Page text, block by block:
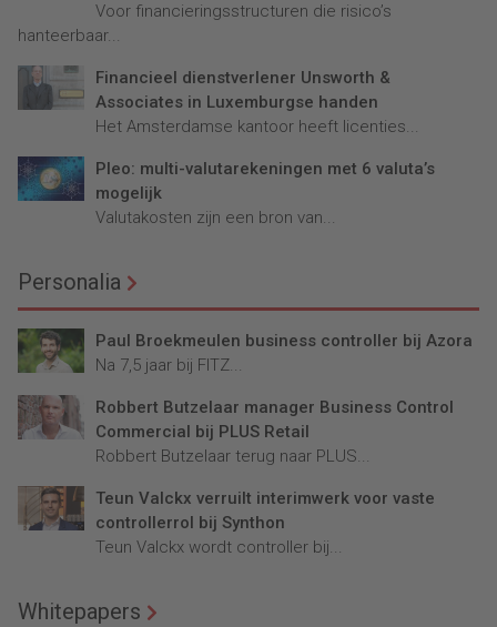
Voor financieringsstructuren die risico’s
hanteerbaar...
Financieel dienstverlener Unsworth &
Associates in Luxemburgse handen
Het Amsterdamse kantoor heeft licenties...
Pleo: multi-valutarekeningen met 6 valuta’s
mogelijk
Valutakosten zijn een bron van...
Personalia
Paul Broekmeulen business controller bij Azora
Na 7,5 jaar bij FITZ...
Robbert Butzelaar manager Business Control
Commercial bij PLUS Retail
Robbert Butzelaar terug naar PLUS...
Teun Valckx verruilt interimwerk voor vaste
controllerrol bij Synthon
Teun Valckx wordt controller bij...
Whitepapers